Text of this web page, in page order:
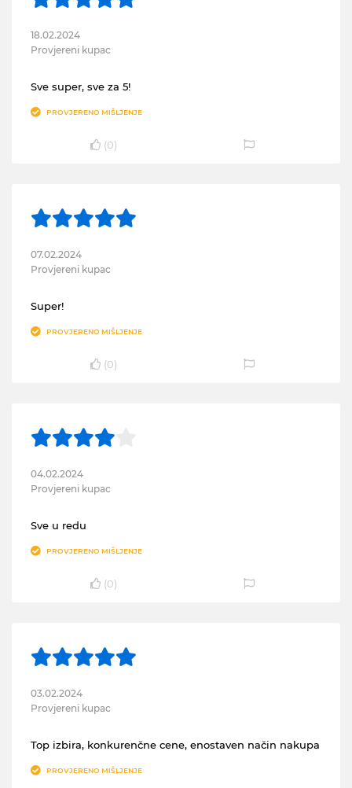
18.02.2024
Provjereni kupac
Sve super, sve za 5!
PROVJERENO MIŠLJENJE
(0)
07.02.2024
Provjereni kupac
Super!
PROVJERENO MIŠLJENJE
(0)
04.02.2024
Provjereni kupac
Sve u redu
PROVJERENO MIŠLJENJE
(0)
03.02.2024
Provjereni kupac
Top izbira, konkurenčne cene, enostaven način nakupa
PROVJERENO MIŠLJENJE